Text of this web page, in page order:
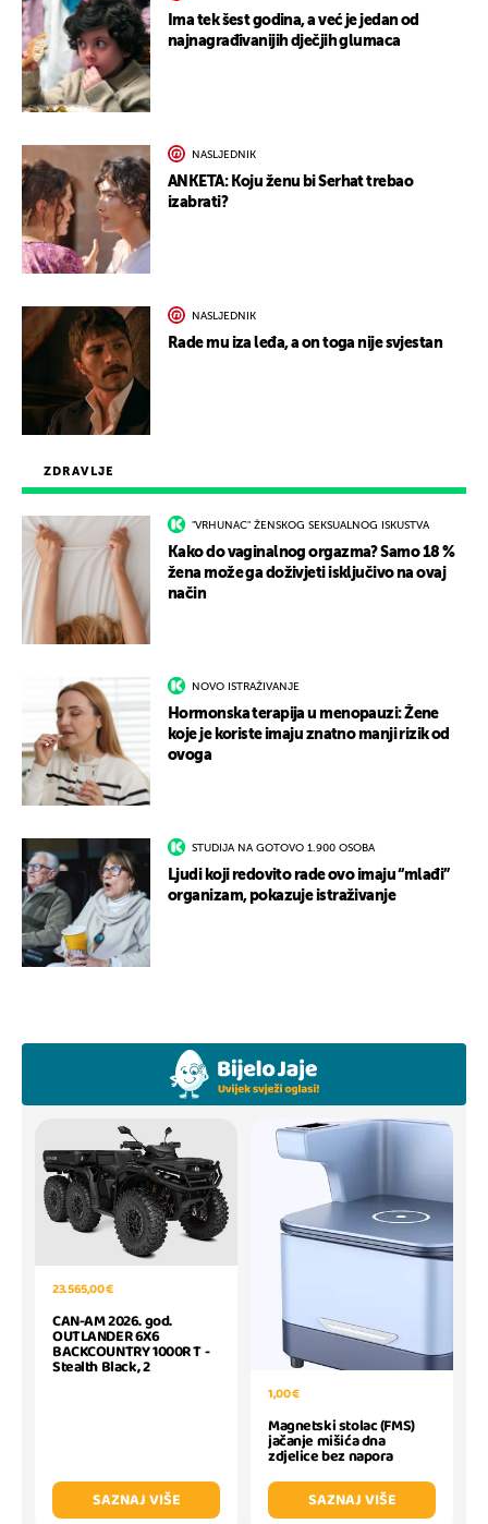
ZDRAVLJE
"VRHUNAC" ŽENSKOG SEKSUALNOG ISKUSTVA
Kako do vaginalnog orgazma? Samo 18 %
žena može ga doživjeti isključivo na ovaj
način
NOVO ISTRAŽIVANJE
Hormonska terapija u menopauzi: Žene
koje je koriste imaju znatno manji rizik od
ovoga
STUDIJA NA GOTOVO 1.900 OSOBA
Ljudi koji redovito rade ovo imaju “mlađi”
organizam, pokazuje istraživanje
Ima tek šest godina, a već je jedan od
najnagrađivanijih dječjih glumaca
NASLJEDNIK
ANKETA: Koju ženu bi Serhat trebao
izabrati?
NASLJEDNIK
Rade mu iza leđa, a on toga nije svjestan
23.565,00 €
CAN-AM 2026. god.
OUTLANDER 6X6
BACKCOUNTRY 1000R T -
Stealth Black, 2
SAZNAJ VIŠE
1,00 €
Magnetski stolac (FMS)
jačanje mišića dna
zdjelice bez napora
SAZNAJ VIŠE